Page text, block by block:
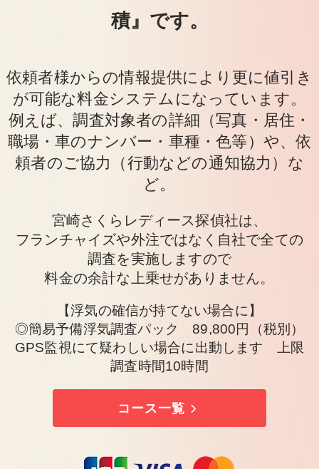
積』です。
依頼者様からの情報提供により更に値引き
が可能な料金システムになっています。
例えば、調査対象者の詳細（写真・居住・
職場・車のナンバー・車種・色等）や、依
頼者のご協力（行動などの通知協力）な
ど。
宮崎さくらレディース探偵社は、
フランチャイズや外注ではなく自社で全ての
調査を実施しますので
料金の余計な上乗せがありません。
【浮気の確信が持てない場合に】
◎簡易予備浮気調査パック 89,800円（税別）
GPS監視にて疑わしい場合に出動します 上限
調査時間10時間
コース一覧